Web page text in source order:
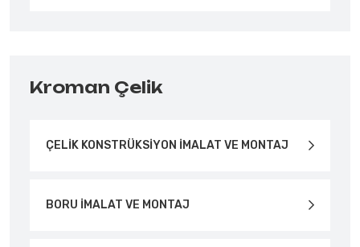
Kroman Çelik
ÇELİK KONSTRÜKSİYON İMALAT VE MONTAJ
BORU İMALAT VE MONTAJ